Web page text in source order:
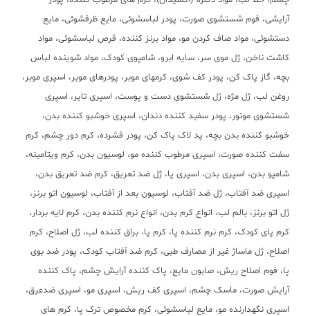
آرایشی، فوم شستشوی صورت، پودر لباسشوئی، مایع ظرفشوئی، مایع
دستشوئی، مواد صاف کردن مو، مواد برنز کننده، قرص لباسشوئی، مواد
کاشت ناخن، ژل موی سر، سایه ابرو، شامپوی کودک، مواد شوینده لباس
بچه، گاز پاک کن، پودر کف شوی، کرمهای موبر، پودرهای موبر، اسپری موبر،
روغن لب، ژل مژه، ژل شستشوی دست و پوست، اسپری تایر، اسپری
شستشوی موتور، پودر سفید کننده دندان، اسپری خوشبو کننده بدن،
خوشبو کننده بدن بچه، پد لاک پاک کن، پودر فشرده، کرم دور چشم، کرم
سفت کننده صورت، اسپری مرطوب کننده مو، لوسیون بدن، کرم ویتامینه،
شامپو بدن، اسپری بدن، اسپری پا، ژل ضد تعریق، کرم ضد تعریق بدن،
اسپری ضد آفتاب، ژل ضد آفتاب، لوسیون بعد از آفتاب، لوسیون اتو برنز،
ژل اتو برنز، بالم لب، انواع کرم بدن، انواع نرم کننده بدن، کرم لایه بردار،
کرم پای کودک، کرم نرم کننده پا، کرم پا، براق کننده لب، ژل اصلاح، کرم
اصلاح، ژل ماساژ غیر از مصارف طبی، کرم ضد آفتاب کودک، پودر ضد بوی
پا، فوم اصلاح ریش، صابون مایع، پاک کننده آرایش چشم، پاک کننده
آرایش صورت، ماسک چشم، اسپری کف ریش، اسپری مو، اسپری ضدعرق،
اسپری نگهدارنده مو، مایع لباسشوئی، کرم مخصوص ترک پا، کرم های